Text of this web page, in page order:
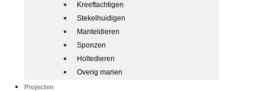
Kreeftachtigen
Stekelhuidigen
Manteldieren
Sponzen
Holtedieren
Overig marien
Projecten